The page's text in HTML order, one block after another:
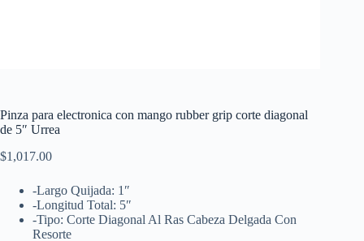
Pinza para electronica con mango rubber grip corte diagonal
de 5″ Urrea
$1,017.00
-Largo Quijada: 1″
-Longitud Total: 5″
-Tipo: Corte Diagonal Al Ras Cabeza Delgada Con
Resorte